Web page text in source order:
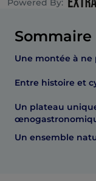
Powered By:
Sommaire
Une montée à
Entre histoire et
Un plateau
Un ensemble